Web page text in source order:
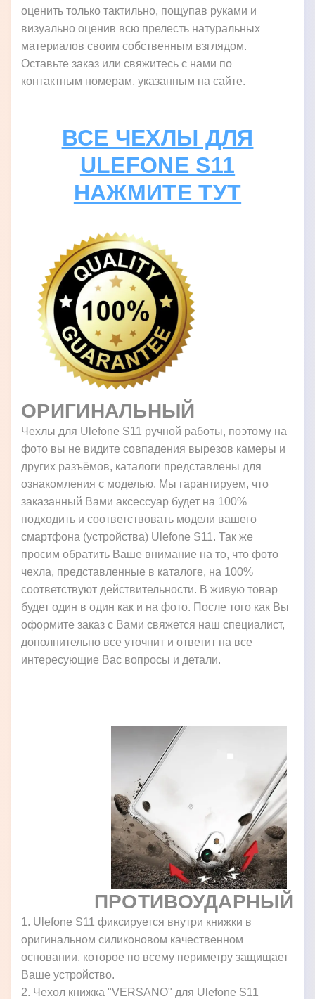
оценить только тактильно, пощупав руками и
визуально оценив всю прелесть натуральных
материалов своим собственным взглядом.
Оставьте заказ или свяжитесь с нами по
контактным номерам, указанным на сайте.
ВСЕ ЧЕХЛЫ ДЛЯ
ULEFONE S11
НАЖМИТЕ ТУТ
ОРИГИНАЛЬНЫЙ
Чехлы для Ulefone S11 ручной работы, поэтому на
фото вы не видите совпадения вырезов камеры и
других разъёмов, каталоги представлены для
ознакомления с моделью. Мы гарантируем, что
заказанный Вами аксессуар будет на 100%
подходить и соответствовать модели вашего
смартфона (устройства) Ulefone S11. Так же
просим обратить Ваше внимание на то, что фото
чехла, представленные в каталоге, на 100%
соответствуют действительности. В живую товар
будет один в один как и на фото. После того как Вы
оформите заказ с Вами свяжется наш специалист,
дополнительно все уточнит и ответит на все
интересующие Вас вопросы и детали.
ПРОТИВОУДАРНЫЙ
1. Ulefone S11 фиксируется внутри книжки в
оригинальном силиконовом качественном
основании, которое по всему периметру защищает
Ваше устройство.
2. Чехол книжка "VERSANO" для Ulefone S11